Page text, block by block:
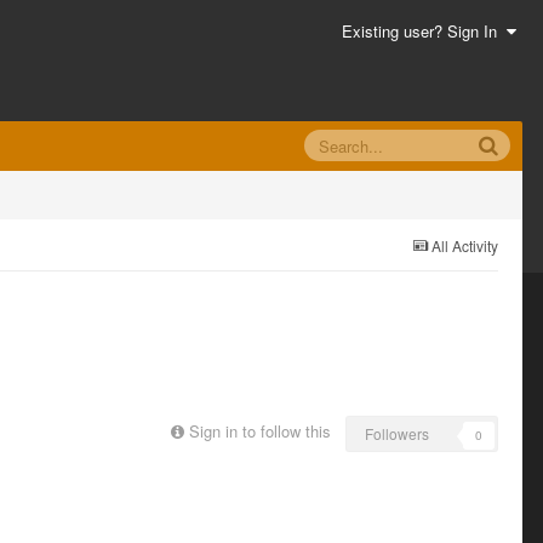
Existing user? Sign In
All Activity
Sign in to follow this Followers 0